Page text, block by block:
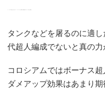
タンクなどを屠るのに適
代超人編成でないと真の力
コロシアムではボーナス
ダメアップ効果はあまり期